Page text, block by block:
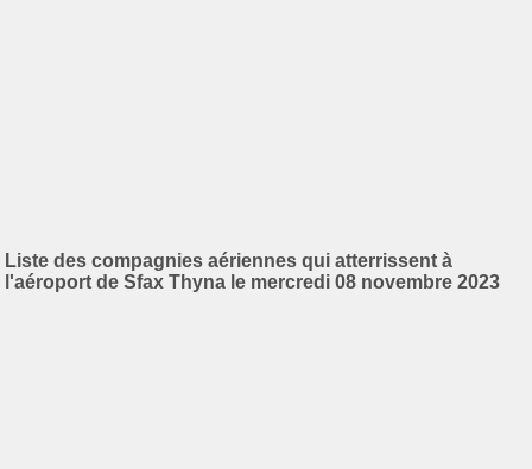
Liste des compagnies aériennes qui atterrissent à
l'aéroport de Sfax Thyna le mercredi 08 novembre 2023